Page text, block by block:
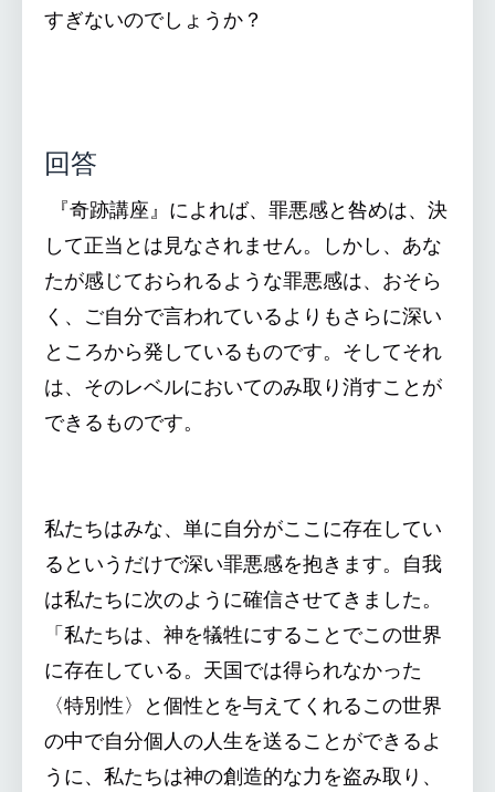
すぎないのでしょうか？
回答
『奇跡講座』によれば、罪悪感と咎めは、決
して正当とは見なされません。しかし、あな
たが感じておられるような罪悪感は、おそら
く、ご自分で言われているよりもさらに深い
ところから発しているものです。そしてそれ
は、そのレベルにおいてのみ取り消すことが
できるものです。
私たちはみな、単に自分がここに存在してい
るというだけで深い罪悪感を抱きます。自我
は私たちに次のように確信させてきました。
「私たちは、神を犠牲にすることでこの世界
に存在している。天国では得られなかった
〈特別性〉と個性とを与えてくれるこの世界
の中で自分個人の人生を送ることができるよ
うに、私たちは神の創造的な力を盗み取り、